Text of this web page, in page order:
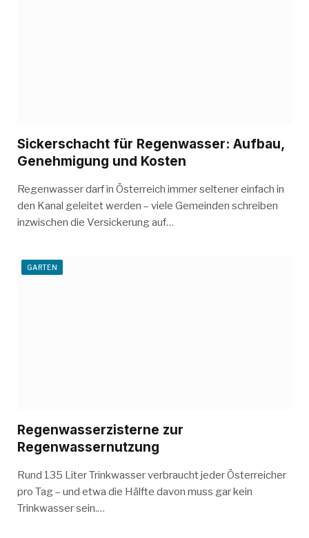
Sickerschacht für Regenwasser: Aufbau,
Genehmigung und Kosten
Regenwasser darf in Österreich immer seltener einfach in
den Kanal geleitet werden – viele Gemeinden schreiben
inzwischen die Versickerung auf…
GARTEN
Regenwasserzisterne zur
Regenwassernutzung
Rund 135 Liter Trinkwasser verbraucht jeder Österreicher
pro Tag – und etwa die Hälfte davon muss gar kein
Trinkwasser sein.…